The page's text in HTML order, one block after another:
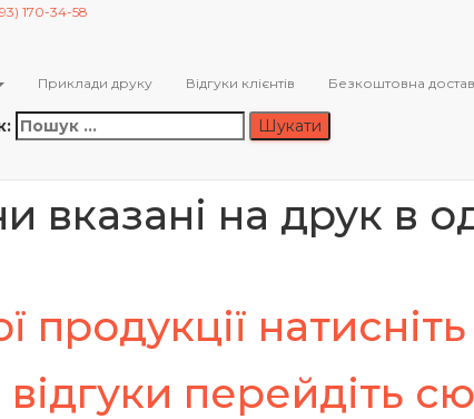
170-34-58
Приклади друку Відгуки клієнтів Безкоштовна
дизайном та
до 19:00.
вказані на друк в
натисніть
перейдіть